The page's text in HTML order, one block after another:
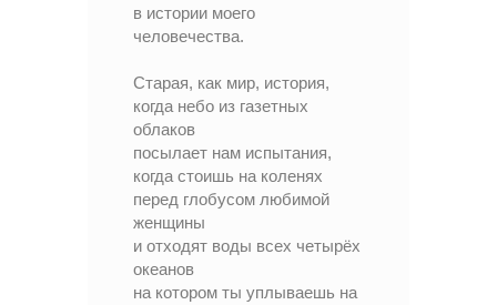
в истории моего
человечества.
Старая, как мир, история,
когда небо из газетных
облаков
посылает нам испытания,
когда стоишь на коленях
перед глобусом любимой
женщины
и отходят воды всех четырёх
океанов
на котором ты уплываешь на